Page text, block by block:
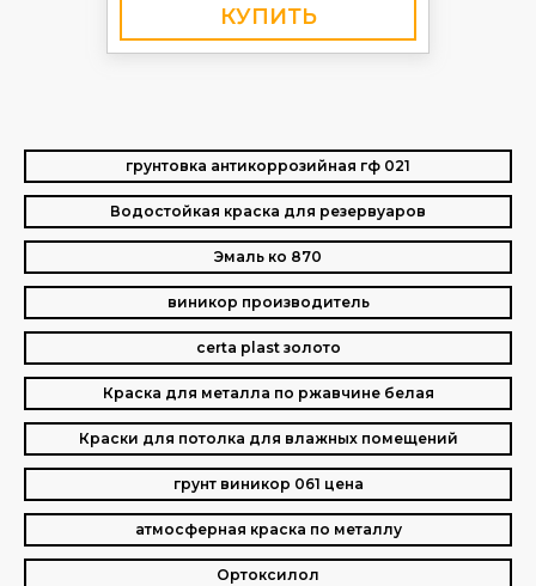
КУПИТЬ
грунтовка антикоррозийная гф 021
Водостойкая краска для резервуаров
Эмаль ко 870
виникор производитель
certa plast золото
Краска для металла по ржавчине белая
Краски для потолка для влажных помещений
грунт виникор 061 цена
атмосферная краска по металлу
Ортоксилол